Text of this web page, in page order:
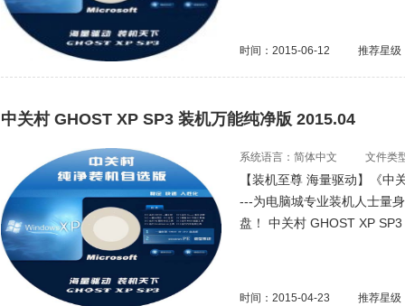
时间：2015-06-12 推荐星级
中关村 GHOST XP SP3 装机万能纯净版 2015.04
系统语言：简体中文 文件类
【装机至尊 海量驱动】《
---为电脑城专业装机人士量
盘！ 中关村 GHOST XP SP3
时间：2015-04-23 推荐星级